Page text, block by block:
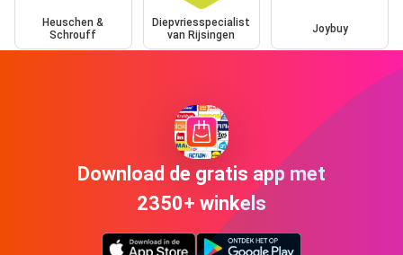
Heuschen &
Schrouff
Diepvriesspecialist
van Rijsingen
Joybuy
Download de gratis app met
2350+ winkels